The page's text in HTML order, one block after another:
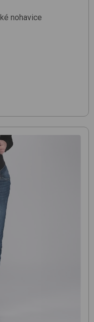
nohavice